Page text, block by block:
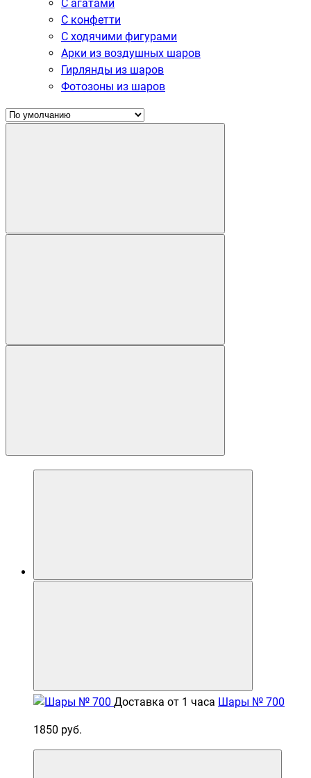
С агатами
С конфетти
С ходячими фигурами
Арки из воздушных шаров
Гирлянды из шаров
Фотозоны из шаров
Доставка от 1 часа Шары № 700
1850 руб.